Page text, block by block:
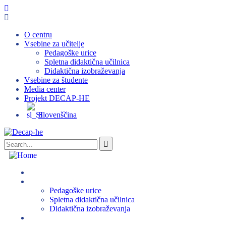
O centru
Vsebine za učitelje
Pedagoške urice
Spletna didaktična učilnica
Didaktična izobraževanja
Vsebine za študente
Media center
Projekt DECAP-HE
Slovenščina
Pedagoške urice
Spletna didaktična učilnica
Didaktična izobraževanja